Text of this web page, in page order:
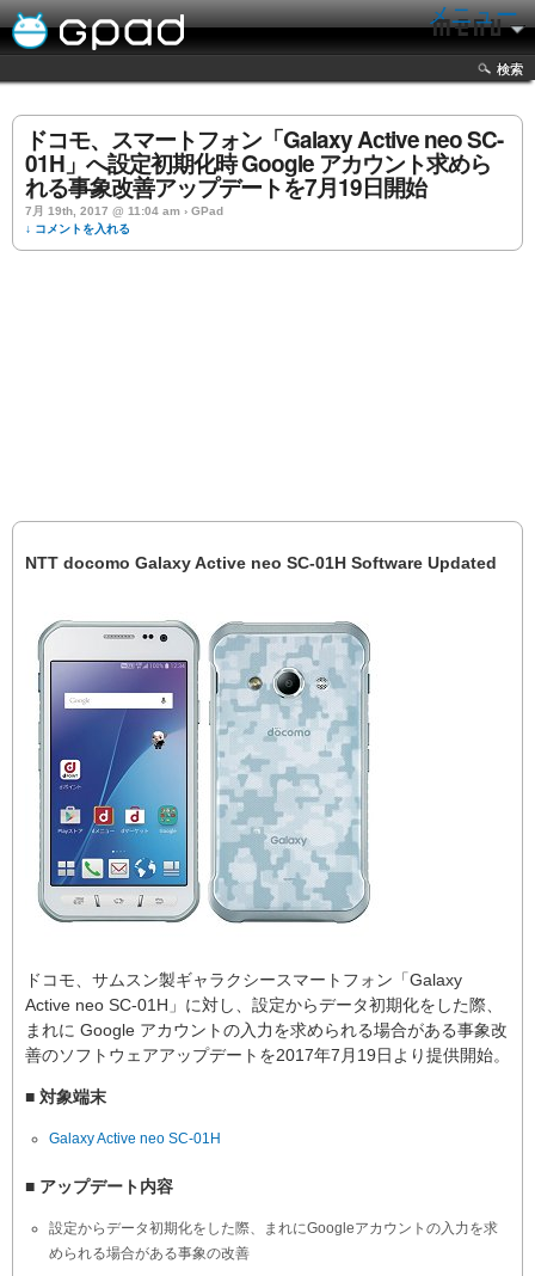
メニュー
検索
ドコモ、スマートフォン「Galaxy Active neo SC-
01H」へ設定初期化時 Google アカウント求めら
れる事象改善アップデートを7月19日開始
7月 19th, 2017 @ 11:04 am › GPad
↓ コメントを入れる
NTT docomo Galaxy Active neo SC-01H Software Updated
ドコモ、サムスン製ギャラクシースマートフォン「Galaxy
Active neo SC-01H」に対し、設定からデータ初期化をした際、
まれに Google アカウントの入力を求められる場合がある事象改
善のソフトウェアアップデートを2017年7月19日より提供開始。
■ 対象端末
Galaxy Active neo SC-01H
■ アップデート内容
設定からデータ初期化をした際、まれにGoogleアカウントの入力を求
められる場合がある事象の改善